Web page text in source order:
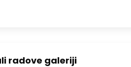
radove galeriji